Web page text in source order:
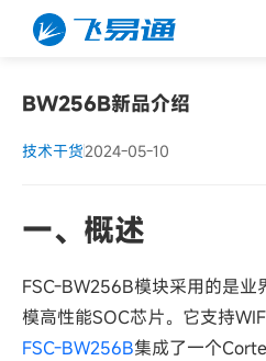
BW256B新品介绍
技术干货2024-05-10
一、概述
FSC-BW256B模块采用的是
模高性能SOC芯片。它支持
FSC-BW256B集成了一个